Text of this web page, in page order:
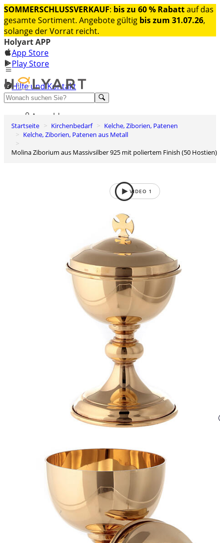
SOMMERSCHLUSSVERKAUF: bis zu 60 % Rabattauf das
gesamte Sortiment. Angebote gültig bis zum 31.07.26,
solange der Vorrat reicht.
Holyart APP
App Store
Play Store
Hilfe und Kontakt
Entdecken Sie Premium
Anmelden
Wunschliste
Warenkorb
Startseite Kirchenbedarf
Kelche, Ziborien, Patenen
Kelche, Ziborien, Patenen aus Metall
Molina Ziborium aus Massivsilber 925 mit poliertem Finish (50 Hostien)
VIDEO 1